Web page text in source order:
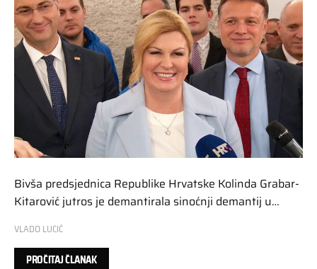
Bivša predsjednica Republike Hrvatske Kolinda Grabar-
Kitarović jutros je demantirala sinoćnji demantij u…
VLADO LUCIĆ
PROČITAJ ČLANAK